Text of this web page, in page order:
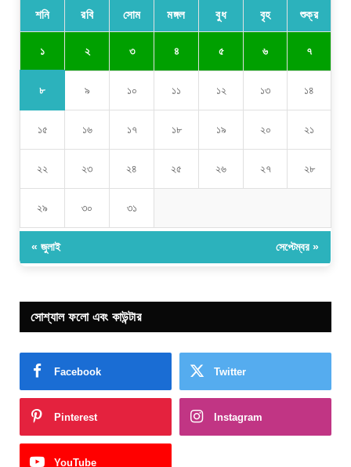
শনি রবি সোম মঙ্গল বুধ বৃহ শুক্র
১ ২ ৩ ৪ ৫ ৬ ৭
৮ ৯ ১০ ১১ ১২ ১৩ ১৪
১৫ ১৬ ১৭ ১৮ ১৯ ২০ ২১
২২ ২৩ ২৪ ২৫ ২৬ ২৭ ২৮
২৯ ৩০ ৩১
« জুলাই সেপ্টেম্বর »
সোশ্যাল ফলো এবং কাউন্টার
Facebook Twitter
Pinterest Instagram
YouTube